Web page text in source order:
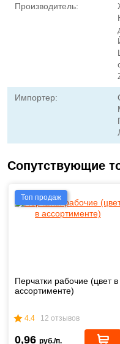
Производитель:
Импортер:
Сопутствующие
Топ продаж
Перчатки рабочие (цвет в
ассортименте)
4.4 12 отзывов
0,96 руб./п.